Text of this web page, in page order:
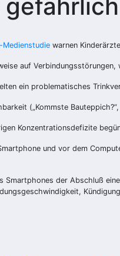
Medienstudie warnen
auf Verbindungsstörungen,
ein problematisches
(„Kommste
Konzentrationsdefizite
und vor dem
der Abschluß